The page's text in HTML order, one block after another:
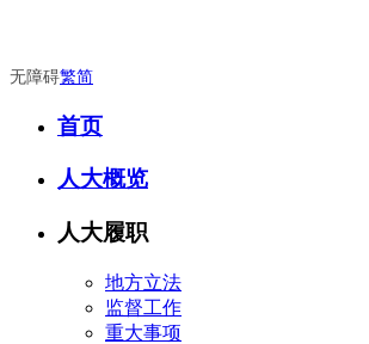
无障碍繁简
首页
人大概览
人大履职
地方立法
监督工作
重大事项